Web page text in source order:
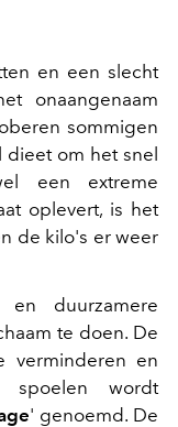
en een slecht
onaangenaam
sommigen
dieet om het snel
een extreme
oplevert, is het
de kilo's er weer
duurzamere
te doen. De
verminderen en
wordt
' genoemd. De